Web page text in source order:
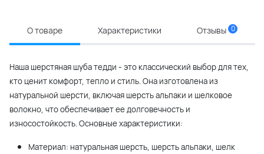
О товаре Характеристики Отзывы 0
Наша шерстяная шуба тедди - это классический выбор для тех,
кто ценит комфорт, тепло и стиль. Она изготовлена из
натуральной шерсти, включая шерсть альпаки и шелковое
волокно, что обеспечивает ее долговечность и
износостойкость. Основные характеристики:
Материал: натуральная шерсть, шерсть альпаки, шелк